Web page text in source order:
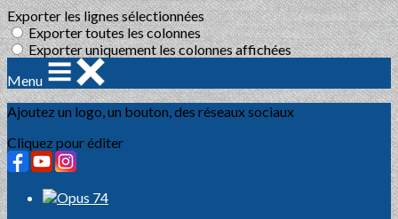
Exporter les lignes sélectionnées
Exporter toutes les colonnes
Exporter uniquement les colonnes affichées
Menu
Ajoutez un logo, un bouton, des réseaux sociaux
Cliquez pour éditer